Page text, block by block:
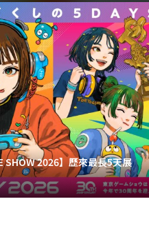
SHOW 2026】歷來最長5天展